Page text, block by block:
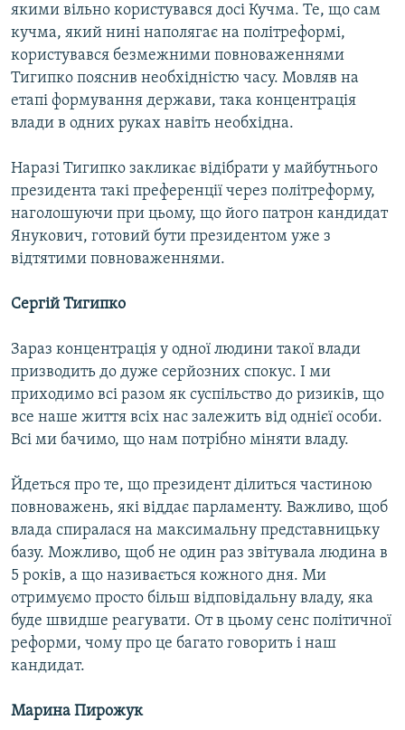
якими вільно користувався досі Кучма. Те, що сам
кучма, який нині наполягає на політреформі,
користувався безмежними повноваженнями
Тигипко пояснив необхідністю часу. Мовляв на
етапі формування держави, така концентрація
влади в одних руках навіть необхідна.
Наразі Тигипко закликає відібрати у майбутнього
президента такі преференції через політреформу,
наголошуючи при цьому, що його патрон кандидат
Янукович, готовий бути президентом уже з
відтятими повноваженнями.
Сергій Тигипко
Зараз концентрація у одної людини такої влади
призводить до дуже серйозних спокус. І ми
приходимо всі разом як суспільство до ризиків, що
все наше життя всіх нас залежить від однієї особи.
Всі ми бачимо, що нам потрібно міняти владу.
Йдеться про те, що президент ділиться частиною
повноважень, які віддає парламенту. Важливо, щоб
влада спиралася на максимальну представницьку
базу. Можливо, щоб не один раз звітувала людина в
5 років, а що називається кожного дня. Ми
отримуємо просто більш відповідальну владу, яка
буде швидше реагувати. От в цьому сенс політичної
реформи, чому про це багато говорить і наш
кандидат.
Марина Пирожук